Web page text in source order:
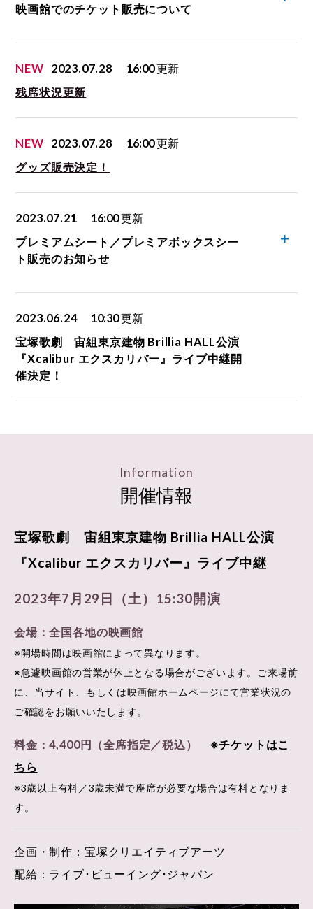
映画館でのチケット販売について
NEW 2023.07.28 16:00更新
残席状況更新
NEW 2023.07.28 16:00更新
グッズ販売決定！
2023.07.21 16:00更新
プレミアムシート／プレミアボックスシー
ト販売のお知らせ
2023.06.24 10:30更新
宝塚歌劇 宙組東京建物 Brillia HALL公演
『Xcalibur エクスカリバー』ライブ中継開
催決定！
Information
開催情報
宝塚歌劇 宙組東京建物 Brillia HALL公演
『Xcalibur エクスカリバー』ライブ中継
2023年7月29日（土）15:30開演
会場：全国各地の映画館
※開場時間は映画館によって異なります。
※急遽映画館の営業が休止となる場合がございます。ご来場前
に、当サイト、もしくは映画館ホームページにて営業状況の
ご確認をお願いいたします。
料金：4,400円（全席指定／税込） ※チケットはこ
ちら
※3歳以上有料／3歳未満で座席が必要な場合は有料となりま
す。
企画・制作：宝塚クリエイティブアーツ
配給：ライブ･ビューイング･ジャパン